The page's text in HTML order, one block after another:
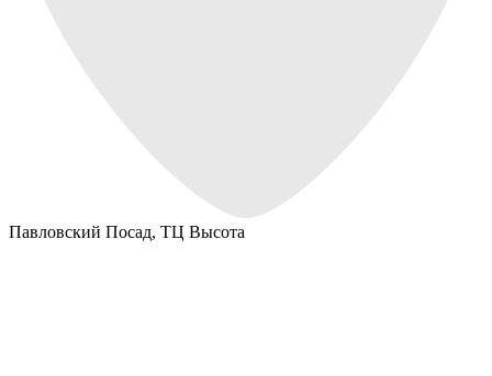
Павловский Посад, ТЦ Высота